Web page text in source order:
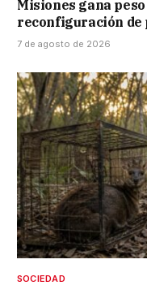
Misiones gana
reconfiguración de
7 de agosto de 2026
SOCIEDAD